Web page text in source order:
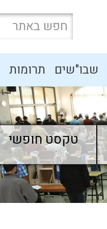
שבו"שים תרומות